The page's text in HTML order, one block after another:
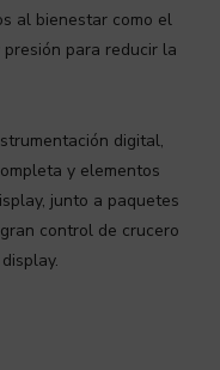
al bienestar como el
para reducir la
digital,
y elementos
junto a paquetes
control de crucero